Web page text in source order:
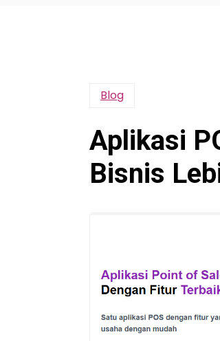
Blog
Aplikasi
Bisnis